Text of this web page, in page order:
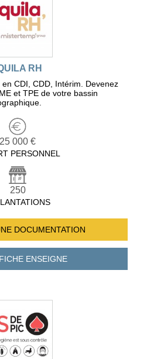
RH
CDI, CDD, Intérim. Devenez
et TPE de votre bassin
25 000 €
PERSONNEL
250
DOCUMENTATION
ENSEIGNE